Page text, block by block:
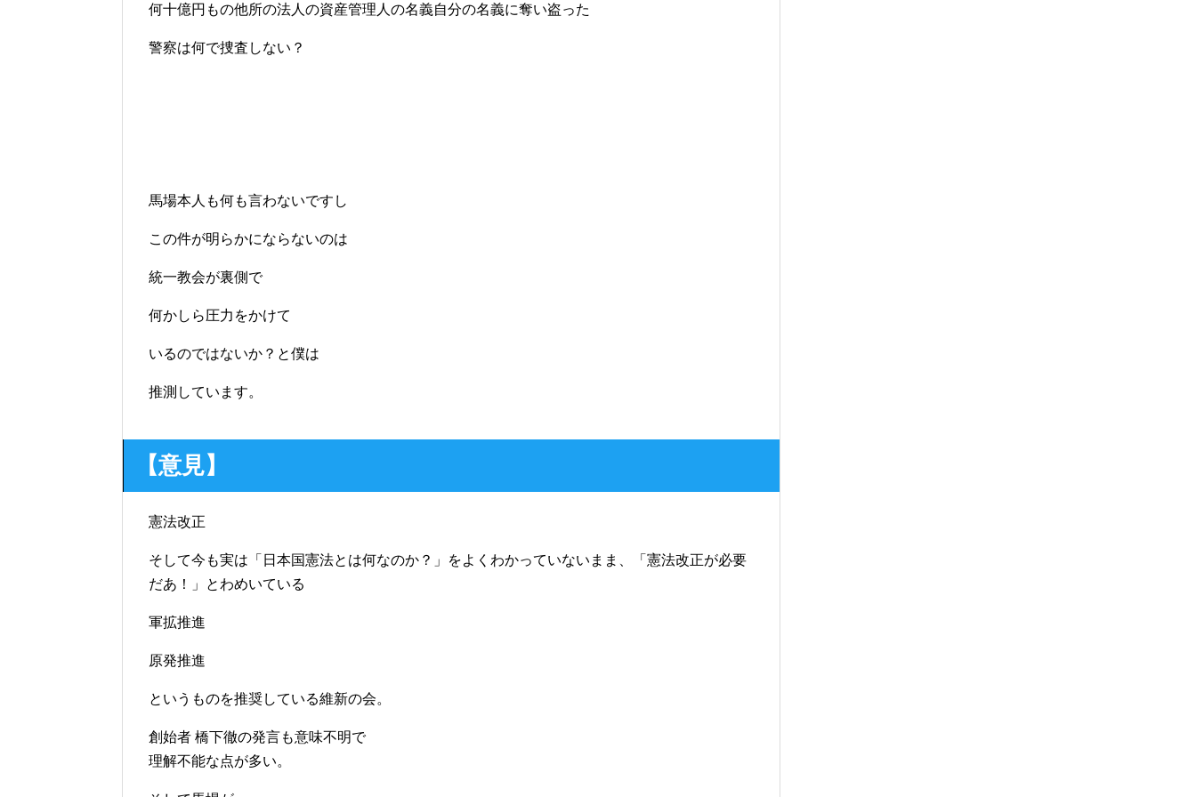
何十億円もの他所の法人の資産管理人の名義自分の名義に奪い盗った
警察は何で捜査しない？
馬場本人も何も言わないですし
この件が明らかにならないのは
統一教会が裏側で
何かしら圧力をかけて
いるのではないか？と僕は
推測しています。
【意見】
憲法改正
そして今も実は「日本国憲法とは何なのか？」をよくわかっていないまま、「憲法改正が必要
だあ！」とわめいている
軍拡推進
原発推進
というものを推奨している維新の会。
創始者 橋下徹の発言も意味不明で
理解不能な点が多い。